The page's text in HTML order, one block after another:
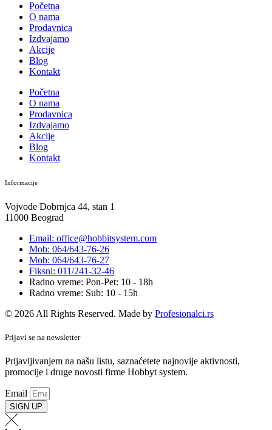
Početna
O nama
Prodavnica
Izdvajamo
Akcije
Blog
Kontakt
Početna
O nama
Prodavnica
Izdvajamo
Akcije
Blog
Kontakt
Informacije
Vojvode Dobrnjca 44, stan 1
11000 Beograd
Email: office@hobbitsystem.com
Mob: 064/643-76-26
Mob: 064/643-76-27
Fiksni: 011/241-32-46
Radno vreme: Pon-Pet: 10 - 18h
Radno vreme: Sub: 10 - 15h
© 2026 All Rights Reserved. Made by Profesionalci.rs
Prijavi se na newsletter
Prijavljivanjem na našu listu, saznaćetete najnovije aktivnosti,
promocije i druge novosti firme Hobbyt system.
Email
SIGN UP